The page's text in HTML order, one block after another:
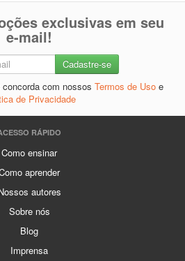
exclusivas em seu
e-mail!
com nossos Termos de Uso e
de Privacidade
RÁPIDO
Como ensinar
aprender
autores
Sobre nós
Blog
Imprensa